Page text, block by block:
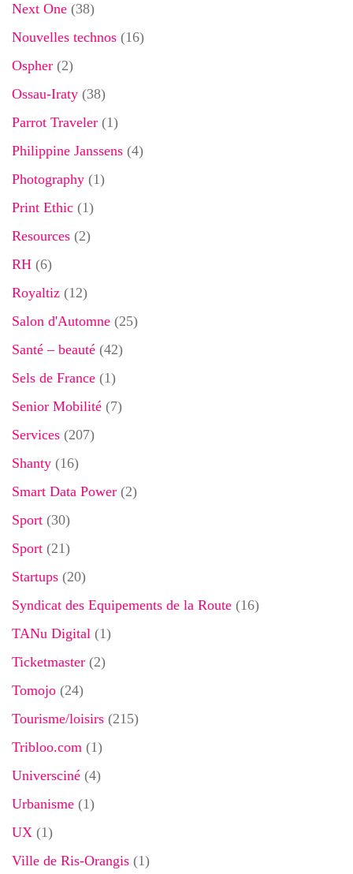
Next One (38)
Nouvelles technos (16)
Ospher (2)
Ossau-Iraty (38)
Parrot Traveler (1)
Philippine Janssens (4)
Photography (1)
Print Ethic (1)
Resources (2)
RH (6)
Royaltiz (12)
Salon d'Automne (25)
Santé – beauté (42)
Sels de France (1)
Senior Mobilité (7)
Services (207)
Shanty (16)
Smart Data Power (2)
Sport (30)
Sport (21)
Startups (20)
Syndicat des Equipements de la Route (16)
TANu Digital (1)
Ticketmaster (2)
Tomojo (24)
Tourisme/loisirs (215)
Tribloo.com (1)
Universciné (4)
Urbanisme (1)
UX (1)
Ville de Ris-Orangis (1)